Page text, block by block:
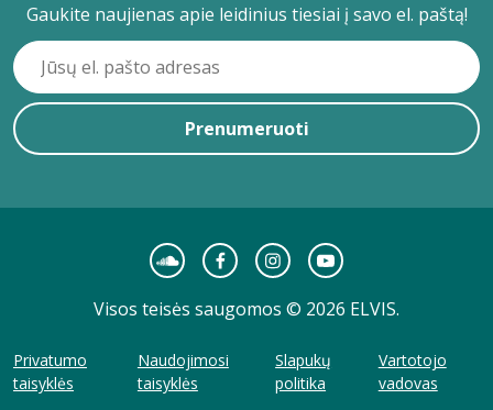
Gaukite naujienas apie leidinius tiesiai į savo el. paštą!
Prenumeruoti
Visos teisės saugomos © 2026 ELVIS.
Privatumo
taisyklės
Naudojimosi
taisyklės
Slapukų
politika
Vartotojo
vadovas